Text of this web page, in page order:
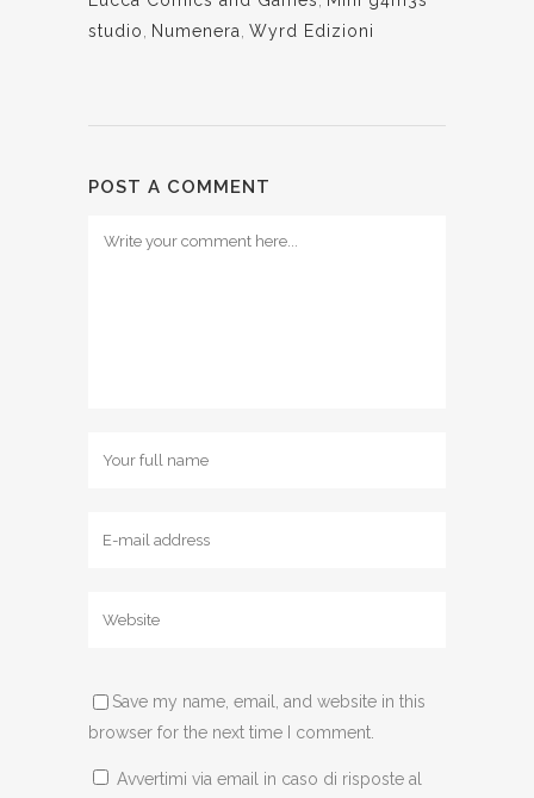
studio
Numenera Wyrd Edizioni
POST A COMMENT
Save my name, email, and website in this
browser for the next time I comment.
Avvertimi via email in caso di risposte al